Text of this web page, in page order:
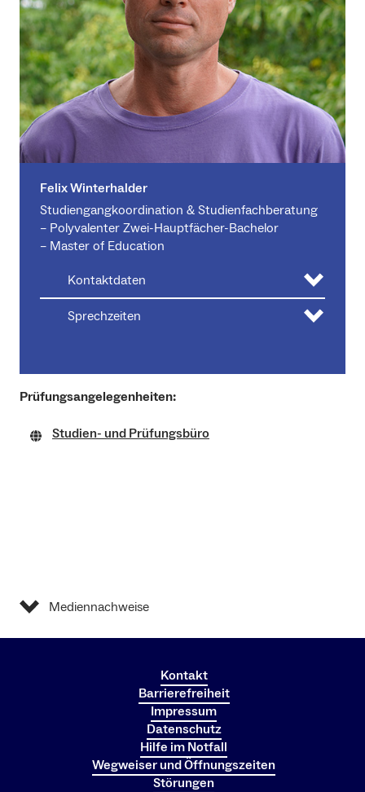
Modul Art SWS
ECTS-
Punkte
Statistik V+Ü 2 3
Sport,
Gesundh
eitsförde
rung
und
Public
Health
V
Sport,
Präventi
on und
Praktiku
m im
d (4 oder
Felix Winterhalder
Studiengangkoordination & Studienfachberatung
– Polyvalenter Zwei-Hauptfächer-Bachelor
– Master of Education
Kontaktdaten
Sprechzeiten
Prüfungsangelegenheiten:
Studien- und Prüfungsbüro
Mediennachweise
Kontakt
Barrierefreiheit
Impressum
Datenschutz
Hilfe im Notfall
Wegweiser und Öffnungszeiten
Störungen